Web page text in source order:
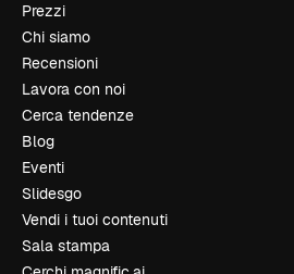
Prezzi
Chi siamo
Recensioni
Lavora con noi
Cerca tendenze
Blog
Eventi
Slidesgo
Vendi i tuoi contenuti
Sala stampa